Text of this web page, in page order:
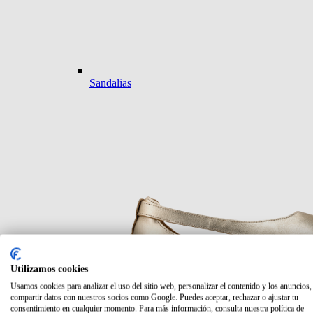
Sandalias
Utilizamos cookies
Usamos cookies para analizar el uso del sitio web, personalizar el contenido y los
compartir datos con nuestros socios como Google. Puedes aceptar, rechazar o ajustar tu
consentimiento en cualquier momento. Para más información, consulta nuestra política de